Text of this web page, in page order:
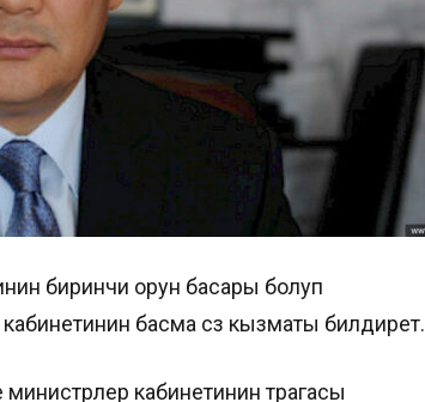
биринчи орун басары болуп
басма сөз кызматы билдирет.
кабинетинин төрагасы